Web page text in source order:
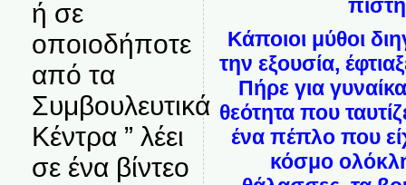
ή σε
οποιοδήποτε
από τα
Συμβουλευτικά
Κέντρα ” λέει
σε ένα βίντεο
Κάποιοι μύθοι
την εξουσία,
Πήρε για
θεότητα που
ένα πέπλο που
κόσμο